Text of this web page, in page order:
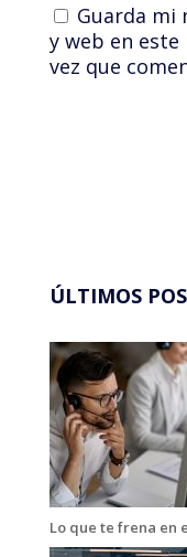
Guarda mi
y web en
vez que
ÚLTIMOS
Lo que te frena en